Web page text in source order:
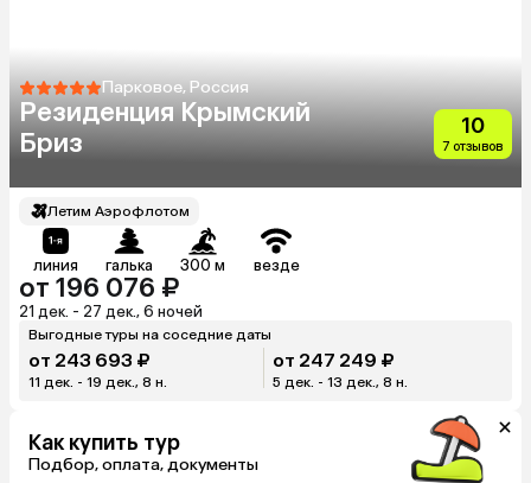
Парковое, Россия
Резиденция Крымский
Бриз
10
7 отзывов
Летим Аэрофлотом
линия галька 300 м везде
от 196 076 ₽
21 дек. - 27 дек., 6 ночей
Выгодные туры на соседние даты
от 243 693 ₽
11 дек. - 19 дек., 8 н.
от 247 249 ₽
5 дек. - 13 дек., 8 н.
Как купить тур
Подбор, оплата, документы